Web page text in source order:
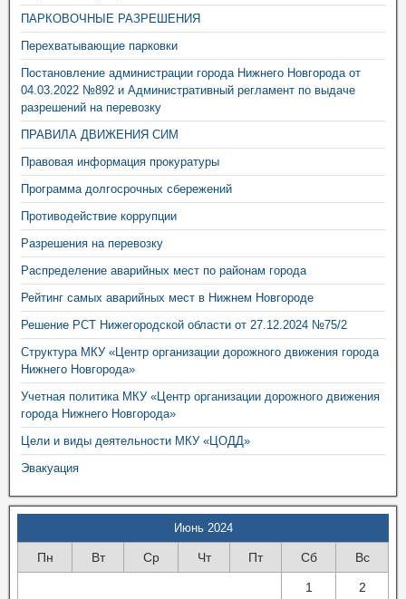
ПАРКОВОЧНЫЕ РАЗРЕШЕНИЯ
Перехватывающие парковки
Постановление администрации города Нижнего Новгорода от
04.03.2022 №892 и Административный регламент по выдаче
разрешений на перевозку
ПРАВИЛА ДВИЖЕНИЯ СИМ
Правовая информация прокуратуры
Программа долгосрочных сбережений
Противодействие коррупции
Разрешения на перевозку
Распределение аварийных мест по районам города
Рейтинг самых аварийных мест в Нижнем Новгороде
Решение РСТ Нижегородской области от 27.12.2024 №75/2
Структура МКУ «Центр организации дорожного движения города
Нижнего Новгорода»
Учетная политика МКУ «Центр организации дорожного движения
города Нижнего Новгорода»
Цели и виды деятельности МКУ «ЦОДД»
Эвакуация
Июнь 2024
Пн Вт Ср Чт Пт Сб Вс
1 2